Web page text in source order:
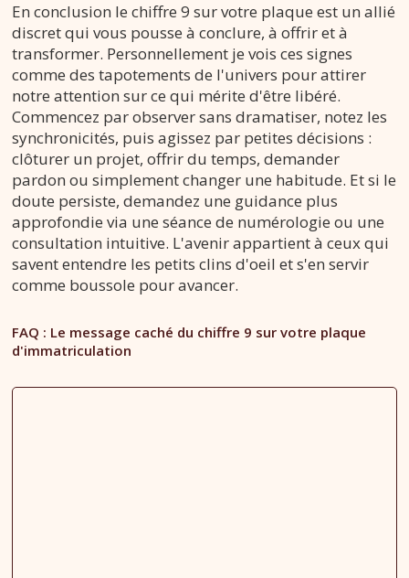
En conclusion le chiffre 9 sur votre plaque est un allié
discret qui vous pousse à conclure, à offrir et à
transformer. Personnellement je vois ces signes
comme des tapotements de l'univers pour attirer
notre attention sur ce qui mérite d'être libéré.
Commencez par observer sans dramatiser, notez les
synchronicités, puis agissez par petites décisions :
clôturer un projet, offrir du temps, demander
pardon ou simplement changer une habitude. Et si le
doute persiste, demandez une guidance plus
approfondie via une séance de numérologie ou une
consultation intuitive. L'avenir appartient à ceux qui
savent entendre les petits clins d'oeil et s'en servir
comme boussole pour avancer.
FAQ : Le message caché du chiffre 9 sur votre plaque
d'immatriculation